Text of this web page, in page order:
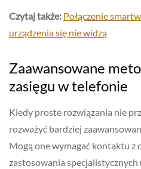
Czytaj także: Połączenie
urządzenia się nie widzą
Zaawansowane
zasięgu w telefonie
Kiedy proste rozwiązania nie
rozważyć bardziej
Mogą one wymagać kontaktu z
zastosowania specjalistycznych